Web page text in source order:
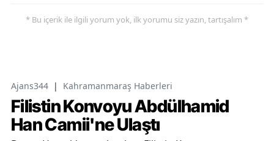
* Bu içerik ile ilgili yorum yok, ilk yorumu siz yazın, tartışalım *
Ajans344 | Kahramanmaraş Haberleri
Filistin Konvoyu Abdülhamid
Han Camii'ne Ulaştı